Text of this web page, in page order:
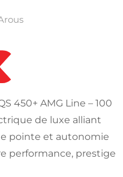
450+ AMG Line – 100
de luxe alliant
pointe et autonomie
performance, prestige